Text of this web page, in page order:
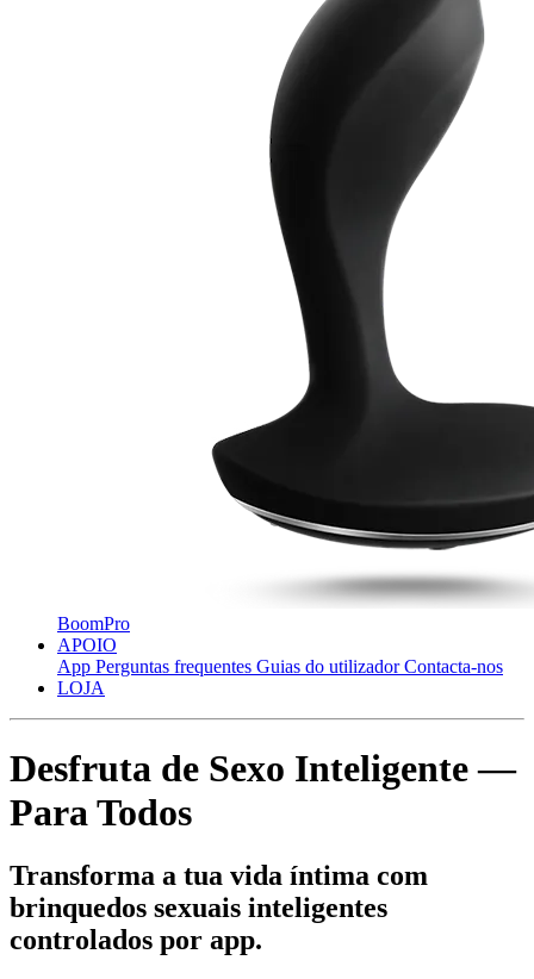
BoomPro
APOIO
App Perguntas frequentes Guias do utilizador Contacta-nos
LOJA
Desfruta de Sexo Inteligente —
Para Todos
Transforma a tua vida íntima com
brinquedos sexuais inteligentes
controlados por app.